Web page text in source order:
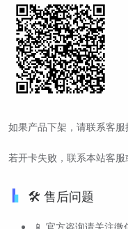
如果产品下架，请联系客
若开卡失败，联系本站客
🛠️ 售后问题
📱 官方咨询请关注微